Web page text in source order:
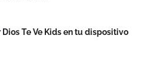
Dios Te Ve Kids en tu dispositivo